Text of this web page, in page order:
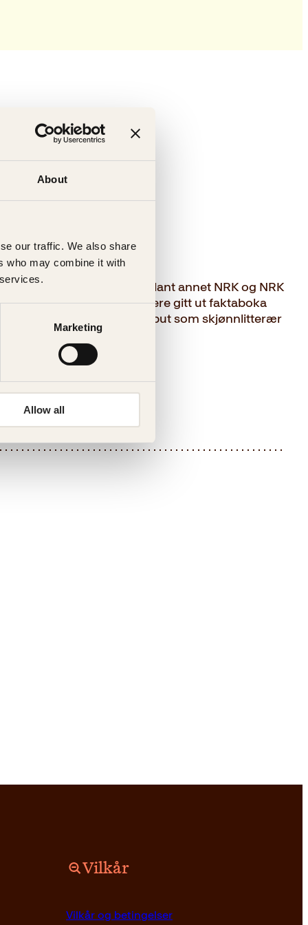
About
our traffic. We also share
who may combine it with
Marketing
Allow all
og skuespiller, kjent fra blant annet NRK og NRK
ut». Han har tidligere gitt ut faktaboka
femte etasjen er hans debut som skjønnlitterær
Vilkår
Vilkår og betingelser